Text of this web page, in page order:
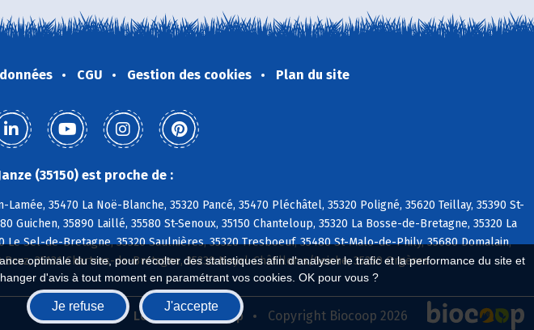
optimale du site, pour récolter des statistiques afin d'analyser le trafic et la performance du site et
d'avis à tout moment en paramétrant vos cookies. OK pour vous ?
Je refuse J'accepte
CGU Gestion des cookies Plan du site
(35150) est proche de :
35470 La Noë-Blanche, 35320 Pancé, 35470 Pléchâtel, 35320 Poligné, 35620 Teillay, 35390 St-
Guichen, 35890 Laillé, 35580 St-Senoux, 35150 Chanteloup, 35320 La Bosse-de-Bretagne, 35320 La
Le Sel-de-Bretagne, 35320 Saulnières, 35320 Tresboeuf, 35480 St-Malo-de-Phily, 35680 Domalain,
Bruz, 35131 Chartres-de-Bretagne, 35230 Noyal-Châtillon s/Seiche, 35230 Orgères
Biocoop.fr Le réseau Biocoop Copyright Biocoop 2026